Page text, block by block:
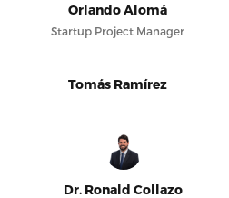
Orlando Alomá
Startup Project Manager
Tomás Ramírez
Dr. Ronald Collazo